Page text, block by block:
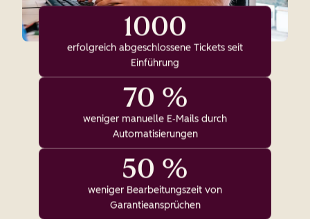
1000
erfolgreich abgeschlossene Tickets seit
Einführung
70 %
weniger manuelle E‑Mails durch
Automatisierungen
50 %
weniger Bearbeitungszeit von
Garantieansprüchen